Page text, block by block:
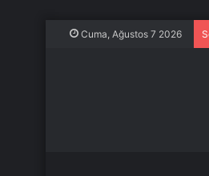
Cuma, Ağustos 7 2026